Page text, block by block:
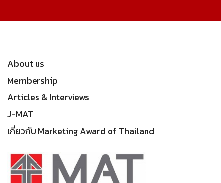
About us
Membership
Articles & Interviews
J-MAT
เกี่ยวกับ Marketing Award of Thailand